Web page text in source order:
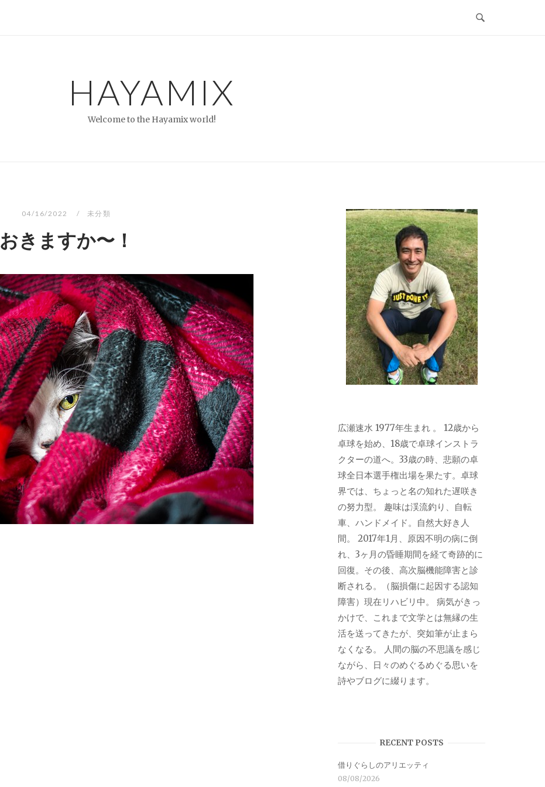
HAYAMIX
Welcome to the Hayamix world!
04/16/2022 未分類
おきますか〜！
広瀬速水 1977年生まれ 。 12歳から
卓球を始め、18歳で卓球インストラ
クターの道へ。33歳の時、悲願の卓
球全日本選手権出場を果たす。卓球
界では、ちょっと名の知れた遅咲き
の努力型。 趣味は渓流釣り、自転
車、ハンドメイド。自然大好き人
間。 2017年1月、原因不明の病に倒
れ、3ヶ月の昏睡期間を経て奇跡的に
回復。その後、高次脳機能障害と診
断される。（脳損傷に起因する認知
障害）現在リハビリ中。 病気がきっ
かけで、これまで文学とは無縁の生
活を送ってきたが、突如筆が止まら
なくなる。 人間の脳の不思議を感じ
ながら、日々のめぐるめぐる思いを
詩やブログに綴ります。
RECENT POSTS
借りぐらしのアリエッティ
08/08/2026